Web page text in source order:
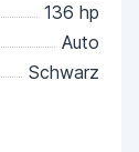
136 hp
Auto
Schwarz